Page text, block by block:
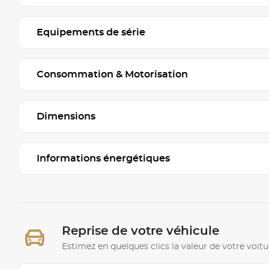
Equipements de série
Consommation & Motorisation
Dimensions
Informations énergétiques
Reprise de votre véhicule
Estimez en quelques clics la valeur de votre